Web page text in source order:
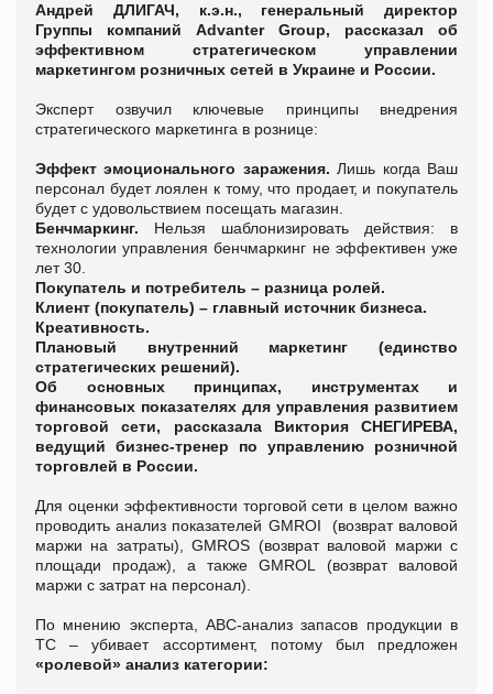
Андрей ДЛИГАЧ, к.э.н., генеральный директор
Группы компаний Advanter Group, рассказал об
эффективном стратегическом управлении
маркетингом розничных сетей в Украине и России.
Эксперт озвучил ключевые принципы внедрения
стратегического маркетинга в рознице:
Эффект эмоционального заражения. Лишь когда Ваш
персонал будет лоялен к тому, что продает, и покупатель
будет с удовольствием посещать магазин.
Бенчмаркинг. Нельзя шаблонизировать действия: в
технологии управления бенчмаркинг не эффективен уже
лет 30.
Покупатель и потребитель – разница ролей.
Клиент (покупатель) – главный источник бизнеса.
Креативность.
Плановый внутренний маркетинг (единство
стратегических решений).
Об основных принципах, инструментах и
финансовых показателях для управления развитием
торговой сети, рассказала Виктория СНЕГИРЕВА,
ведущий бизнес-тренер по управлению розничной
торговлей в России.
Для оценки эффективности торговой сети в целом важно
проводить анализ показателей GMROI (возврат валовой
маржи на затраты), GMROS (возврат валовой маржи с
площади продаж), а также GMROL
(возврат валовой
маржи с затрат на персонал).
По мнению эксперта, ABC-анализ запасов продукции в
ТС – убивает ассортимент, потому был предложен
«ролевой» анализ категории: